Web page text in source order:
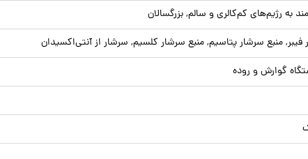
به رژیم‌های کم‌کالری و سالم, بزرگسالان
فیبر, منبع سرشار پتاسیم, منبع سرشار کلسیم, سرشار از آنتی‌اکسیدان
گوارش و روده